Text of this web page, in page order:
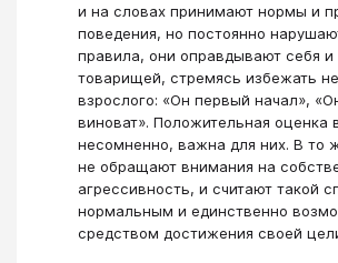
и на словах принимают нормы и
поведения, но постоянно
правила, они оправдывают себя и
товарищей, стремясь избежать
взрослого: «Он первый начал»,
виноват». Положительная оценка
несомненно, важна для них. В то
не обращают внимания на
агрессивность, и считают такой
нормальным и единственно
средством достижения своей